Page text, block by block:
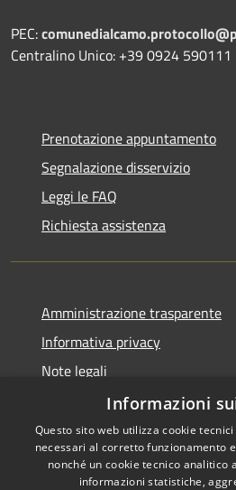
PEC:
Centralino Unico: +39 0924 590111
Prenotazione appuntamento
Segnalazione disservizio
Leggi le FAQ
Richiesta assistenza
Amministrazione trasparente
Informativa privacy
Note legali
Dichiarazione di accessibilità
Informazioni
Questo sito web utilizza cookie
necessari al corretto funzionamento
nonché un cookie tecnico analitico
informazioni statistiche,